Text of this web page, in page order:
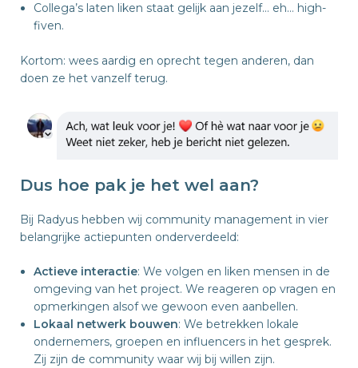
Collega’s laten liken staat gelijk aan jezelf… eh… high-
fiven.
Kortom: wees aardig en oprecht tegen anderen, dan
doen ze het vanzelf terug.
Dus hoe pak je het wel aan?
Bij Radyus hebben wij community management in vier
belangrijke actiepunten onderverdeeld:
Actieve interactie: We volgen en liken mensen in de
omgeving van het project. We reageren op vragen en
opmerkingen alsof we gewoon even aanbellen.
Lokaal netwerk bouwen: We betrekken lokale
ondernemers, groepen en influencers in het gesprek.
Zij zijn de community waar wij bij willen zijn.